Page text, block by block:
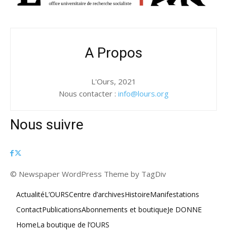
A Propos
L'Ours, 2021
Nous contacter : info@lours.org
Nous suivre
© Newspaper WordPress Theme by TagDiv
ActualitéL’OURSCentre d’archivesHistoireManifestations
ContactPublicationsAbonnements et boutiqueJe DONNE
HomeLa boutique de l’OURS